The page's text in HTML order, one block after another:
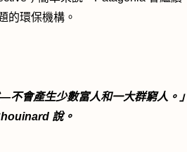
的環保機構。
不會產生少數富人和一大群窮人。」
說。